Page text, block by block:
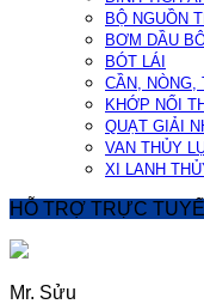
BỘ NGUỒN
BƠM DẦU
BÓT LÁI
CẦN, NÒNG,
KHỚP NỐI
QUẠT GIẢI
VAN THỦY
XI LANH
HỖ TRỢ TRỰC
Mr. Sửu